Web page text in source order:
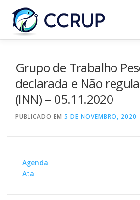
LEGISLAÇÃO PUBLICAÇÕES
Grupo de Trabalho
declarada e Não
(INN) – 05.11.2020
PUBLICADO EM 5 DE NOVEMBRO, 2020
Agenda
Ata